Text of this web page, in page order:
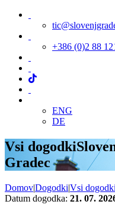
+386 (0)2 88
ENG
DE
Vsi dogodki
Gradec
Domov|Dogodki|Vsi dogodki
Datum dogodka: 21. 07.